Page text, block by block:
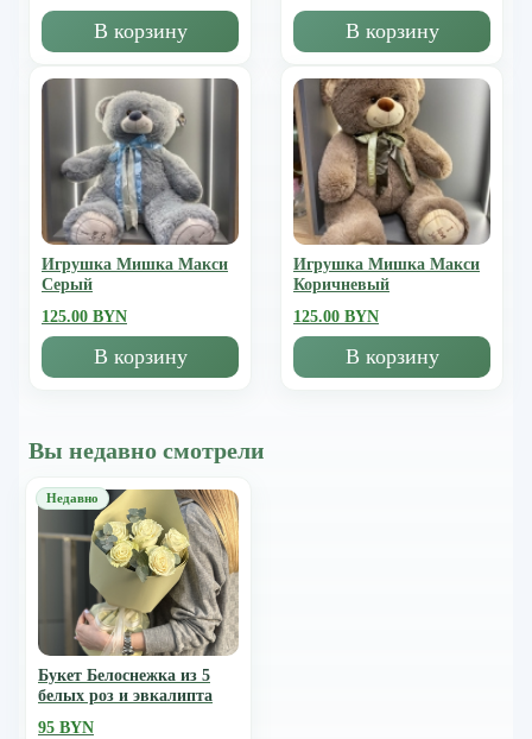
В корзину В корзину
Игрушка Мишка Mакси
Серый
125.00 BYN
В корзину
Игрушка Мишка Mакси
Коричневый
125.00 BYN
В корзину
Вы недавно смотрели
Букет Белоснежка из 5
белых роз и эвкалипта
95 BYN